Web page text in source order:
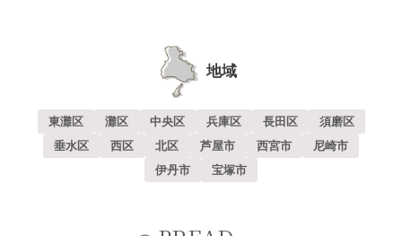
地域
東灘区 灘区 中央区 兵庫区 長田区
須磨区
垂水区
西区 北区 芦屋市 西宮市
尼崎市
伊丹市
宝塚市